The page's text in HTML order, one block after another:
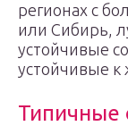
регионах с
или Сибирь,
устойчивые
устойчивые к
Типичные